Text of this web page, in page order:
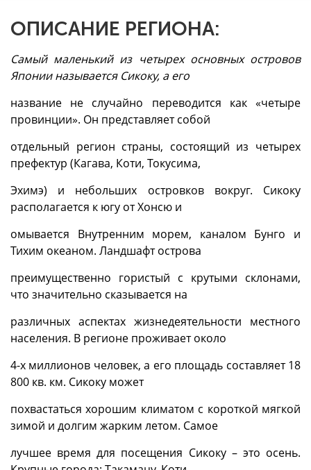
ОПИСАНИЕ РЕГИОНА:
Самый маленький из четырех основных островов
Японии называется Сикоку, а его
название не случайно переводится как «четыре
провинции». Он представляет собой
отдельный регион страны, состоящий из четырех
префектур (Кагава, Коти, Токусима,
Эхимэ) и небольших островков вокруг. Сикоку
располагается к югу от Хонсю и
омывается Внутренним морем, каналом Бунго и
Тихим океаном. Ландшафт острова
преимущественно гористый с крутыми склонами,
что значительно сказывается на
различных аспектах жизнедеятельности местного
населения. В регионе проживает около
4-х миллионов человек, а его площадь составляет 18
800 кв. км. Сикоку может
похвастаться хорошим климатом с короткой мягкой
зимой и долгим жарким летом. Самое
лучшее время для посещения Сикоку – это осень.